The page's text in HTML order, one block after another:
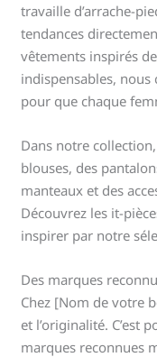
travaille d’arrache-
tendances
vêtements inspirés
indispensables,
pour que chaque
Dans notre
blouses, des
manteaux et des
Découvrez les it-
inspirer par notre
Des marques
Chez [Nom de votre
et l’originalité. C’est
marques reconnues